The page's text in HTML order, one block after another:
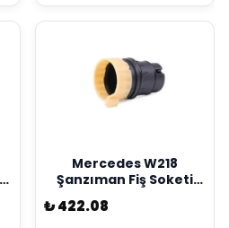
Mercedes W218
Şanzıman Fiş Soketi
Kostal Marka
A2035400253
₺ 422.08